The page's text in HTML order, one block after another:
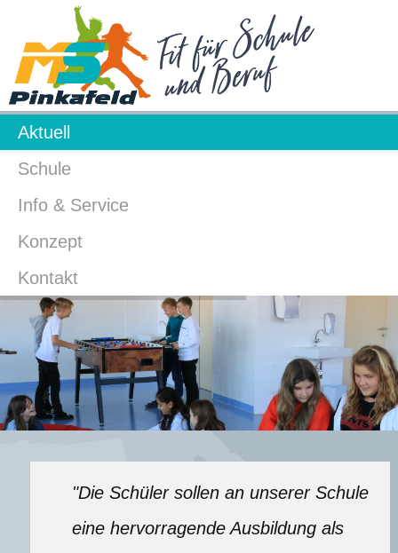
Aktuell
Schule
Info & Service
Konzept
Kontakt
"Die Schüler sollen an unserer Schule
eine hervorragende Ausbildung als